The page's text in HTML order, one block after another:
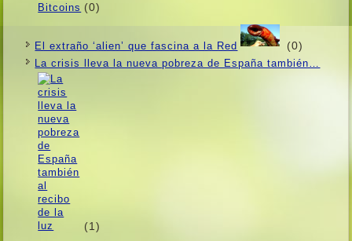
(0)
El extraño ‘alien’ que fascina a la Red (0)
La crisis lleva la nueva pobreza de España también…
(1)